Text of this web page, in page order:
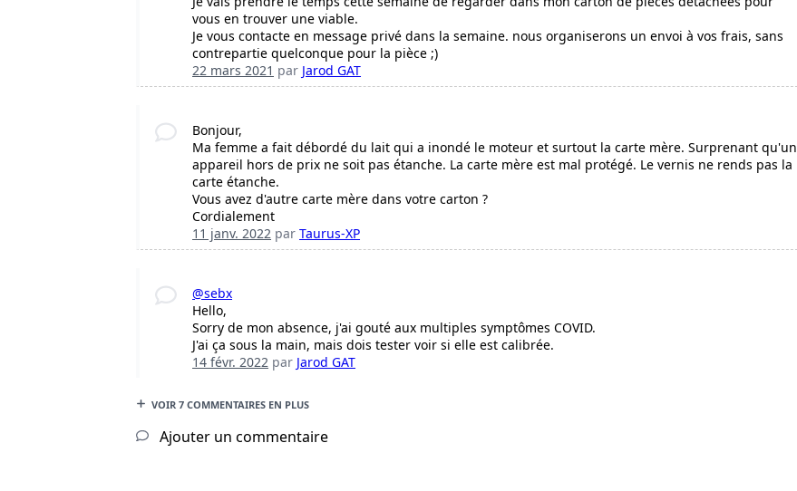
vous en trouver une viable.
Je vous contacte en message privé dans la semaine. nous organiserons un envoi à vos frais, sans
contrepartie quelconque pour la pièce ;)
22 mars 2021 par Jarod GAT
Bonjour,
Ma femme a fait débordé du lait qui a inondé le moteur et surtout la carte mère. Surprenant qu'un
appareil hors de prix ne soit pas étanche. La carte mère est mal protégé. Le vernis ne rends pas la
carte étanche.
Vous avez d'autre carte mère dans votre carton ?
Cordialement
11 janv. 2022 parTaurus-XP
@sebx
Hello,
Sorry de mon absence, j'ai gouté aux multiples symptômes COVID.
J'ai ça sous la main, mais dois tester voir si elle est calibrée.
14 févr. 2022 par Jarod GAT
VOIR 7 COMMENTAIRES EN PLUS
Ajouter un commentaire